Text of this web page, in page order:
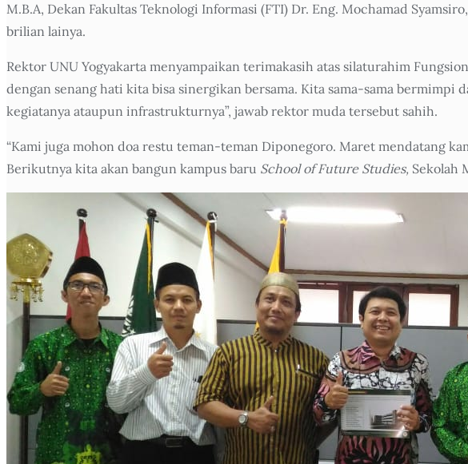
M.B.A, Dekan Fakultas Teknologi Informasi (FTI) Dr. Eng. Mochamad
brilian lainya.
Rektor UNU Yogyakarta menyampaikan terimakasih atas silaturahim
dengan senang hati kita bisa sinergikan bersama. Kita sama-sama
kegiatanya ataupun infrastrukturnya”, jawab rektor muda tersebut sahih.
“Kami juga mohon doa restu teman-teman Diponegoro. Maret mendatang
Berikutnya kita akan bangun kampus baru School of Future Studies, Sekolah